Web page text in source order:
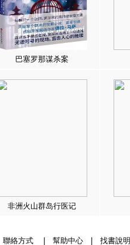
巴塞罗那谋杀案
非洲火山群岛行医记
聯絡方式| 幫助中心| 找書說明